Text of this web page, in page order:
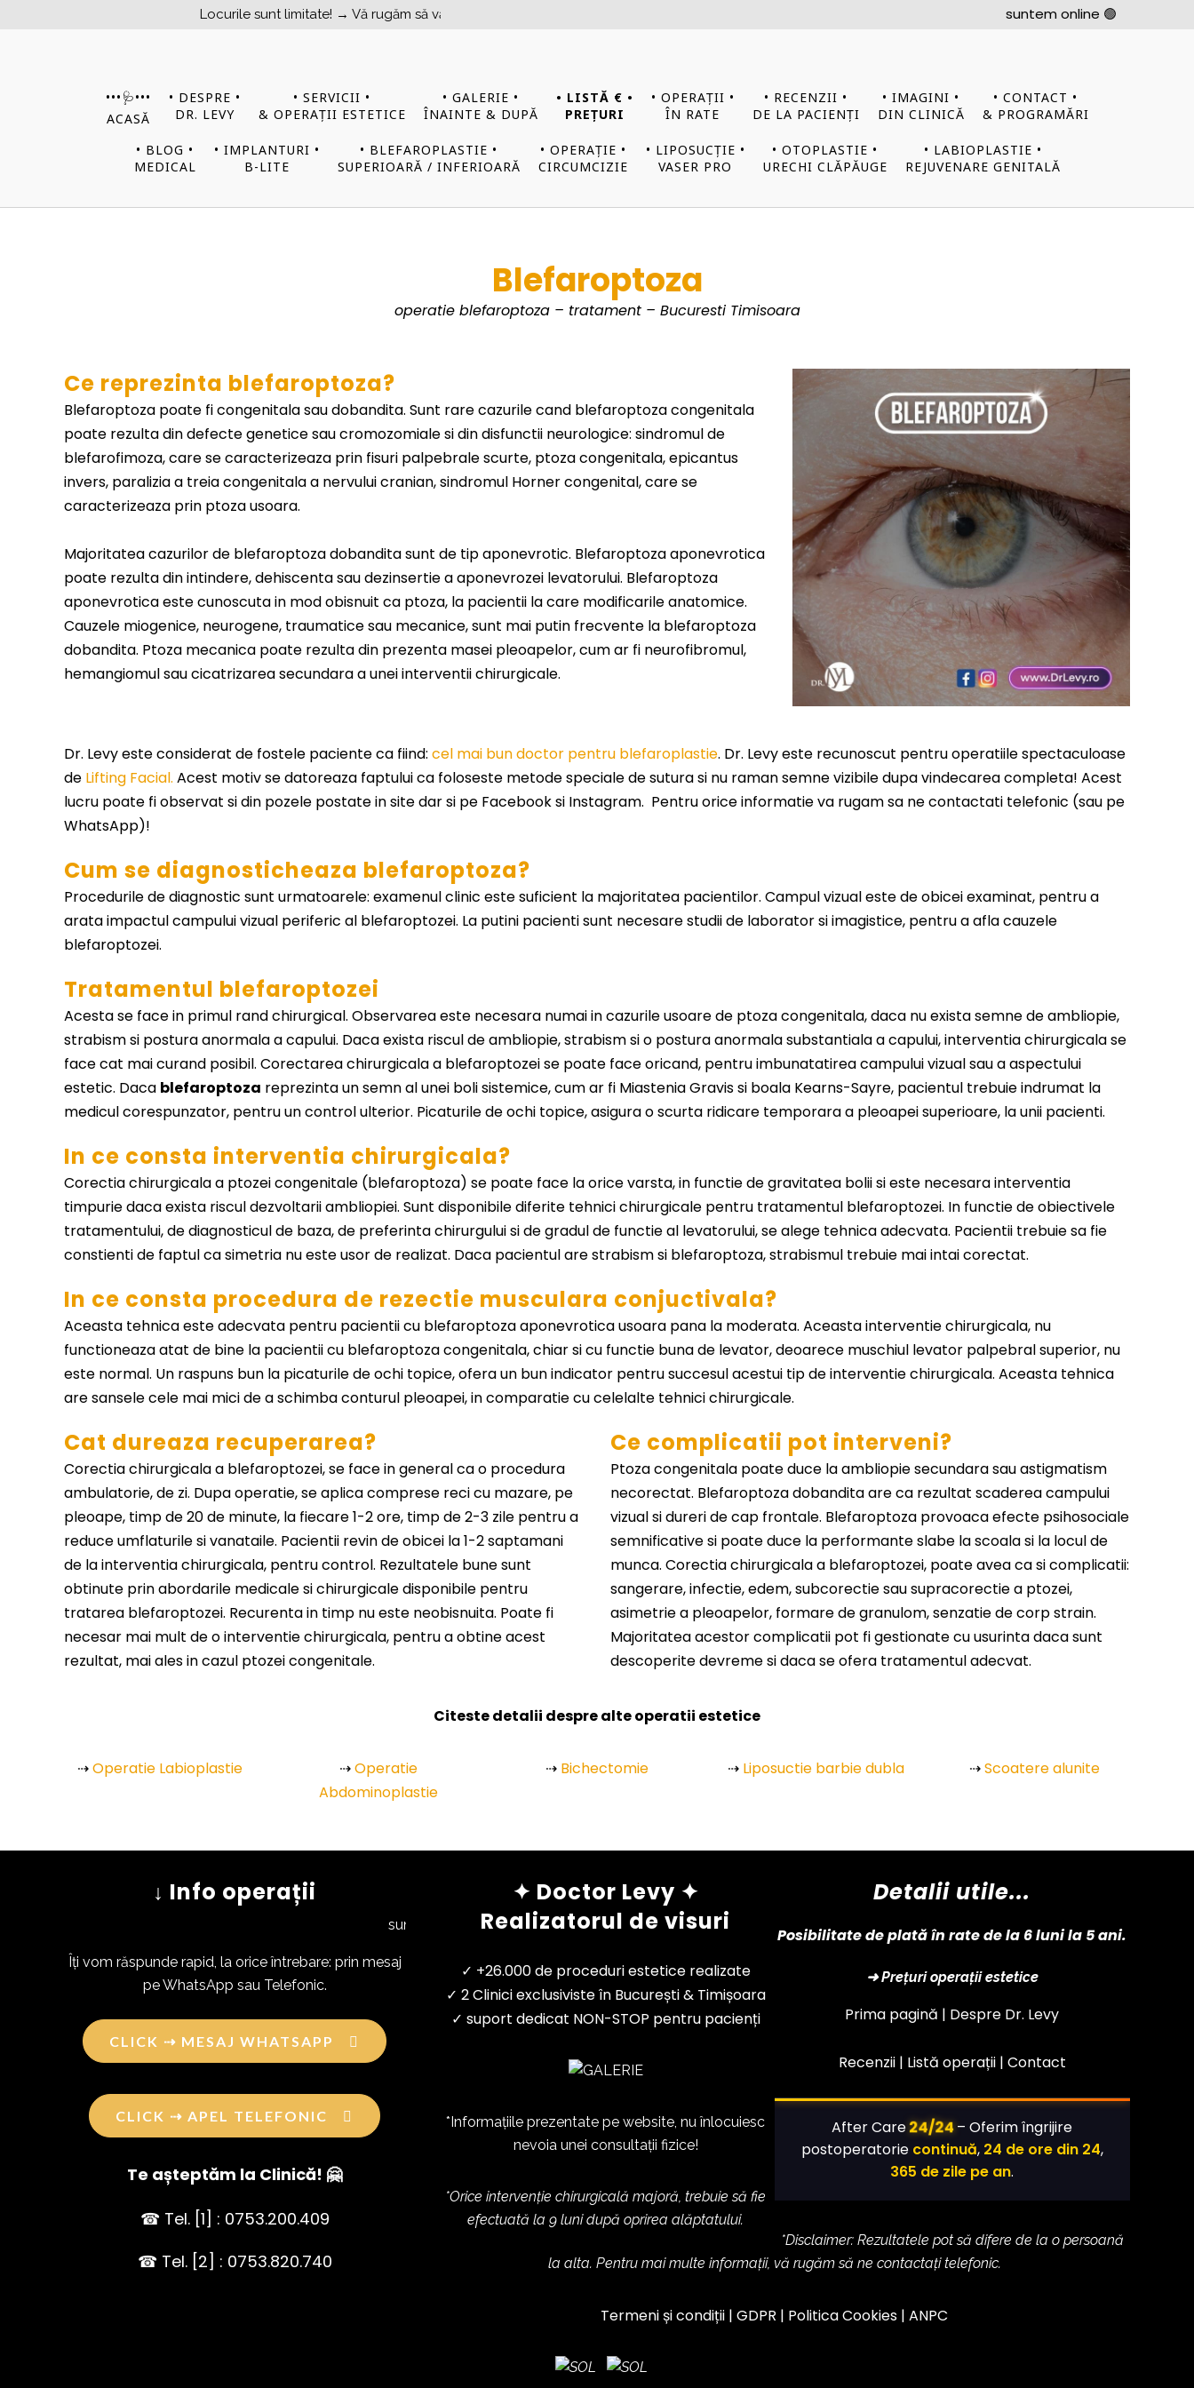
Locurile sunt limitate! → Vă rugăm să vă programați din timp! suntem online 🟢
•••​​​​🩺•••
ACASĂ
• DESPRE •
DR. LEVY
• SERVICII •
& OPERAȚII ESTETICE
• GALERIE •
ÎNAINTE & DUPĂ
• LISTĂ € •
PREȚURI
• OPERAȚII •
ÎN RATE
• RECENZII •
DE LA PACIENȚI
• IMAGINI •
DIN CLINICĂ
• CONTACT •
& PROGRAMĂRI
• BLOG •
MEDICAL
• IMPLANTURI •
B-LITE
• BLEFAROPLASTIE •
SUPERIOARĂ / INFERIOARĂ
• OPERAȚIE •
CIRCUMCIZIE
• LIPOSUCȚIE •
VASER PRO
• OTOPLASTIE •
URECHI CLĂPĂUGE
• LABIOPLASTIE •
REJUVENARE GENITALĂ
Blefaroptoza
operatie blefaroptoza – tratament – Bucuresti Timisoara
Ce reprezinta blefaroptoza?
Blefaroptoza poate fi congenitala sau dobandita. Sunt rare cazurile cand blefaroptoza congenitala
poate rezulta din defecte genetice sau cromozomiale si din disfunctii neurologice: sindromul de
blefarofimoza, care se caracterizeaza prin fisuri palpebrale scurte, ptoza congenitala, epicantus
invers, paralizia a treia congenitala a nervului cranian, sindromul Horner congenital, care se
caracterizeaza prin ptoza usoara.
Majoritatea cazurilor de blefaroptoza dobandita sunt de tip aponevrotic. Blefaroptoza aponevrotica
poate rezulta din intindere, dehiscenta sau dezinsertie a aponevrozei levatorului. Blefaroptoza
aponevrotica este cunoscuta in mod obisnuit ca ptoza, la pacientii la care modificarile anatomice.
Cauzele miogenice, neurogene, traumatice sau mecanice, sunt mai putin frecvente la blefaroptoza
dobandita. Ptoza mecanica poate rezulta din prezenta masei pleoapelor, cum ar fi neurofibromul,
hemangiomul sau cicatrizarea secundara a unei interventii chirurgicale.
Dr. Levy este considerat de fostele paciente ca fiind: cel mai bun doctor pentru blefaroplastie. Dr. Levy este recunoscut pentru operatiile spectaculoase
de Lifting Facial. Acest motiv se datoreaza faptului ca foloseste metode speciale de sutura si nu raman semne vizibile dupa vindecarea completa! Acest
lucru poate fi observat si din pozele postate in site dar si pe Facebook si Instagram. Pentru orice informatie va rugam sa ne contactati telefonic (sau pe
WhatsApp)!
Cum se diagnosticheaza blefaroptoza?
Procedurile de diagnostic sunt urmatoarele: examenul clinic este suficient la majoritatea pacientilor. Campul vizual este de obicei examinat, pentru a
arata impactul campului vizual periferic al blefaroptozei. La putini pacienti sunt necesare studii de laborator si imagistice, pentru a afla cauzele
blefaroptozei.
Tratamentul blefaroptozei
Acesta se face in primul rand chirurgical. Observarea este necesara numai in cazurile usoare de ptoza congenitala, daca nu exista semne de ambliopie,
strabism si postura anormala a capului. Daca exista riscul de ambliopie, strabism si o postura anormala substantiala a capului, interventia chirurgicala se
face cat mai curand posibil. Corectarea chirurgicala a blefaroptozei se poate face oricand, pentru imbunatatirea campului vizual sau a aspectului
estetic. Daca blefaroptoza reprezinta un semn al unei boli sistemice, cum ar fi Miastenia Gravis si boala Kearns-Sayre, pacientul trebuie indrumat la
medicul corespunzator, pentru un control ulterior. Picaturile de ochi topice, asigura o scurta ridicare temporara a pleoapei superioare, la unii pacienti.
In ce consta interventia chirurgicala?
Corectia chirurgicala a ptozei congenitale (blefaroptoza) se poate face la orice varsta, in functie de gravitatea bolii si este necesara interventia
timpurie daca exista riscul dezvoltarii ambliopiei. Sunt disponibile diferite tehnici chirurgicale pentru tratamentul blefaroptozei. In functie de obiectivele
tratamentului, de diagnosticul de baza, de preferinta chirurgului si de gradul de functie al levatorului, se alege tehnica adecvata. Pacientii trebuie sa fie
constienti de faptul ca simetria nu este usor de realizat. Daca pacientul are strabism si blefaroptoza, strabismul trebuie mai intai corectat.
In ce consta procedura de rezectie musculara conjuctivala?
Aceasta tehnica este adecvata pentru pacientii cu blefaroptoza aponevrotica usoara pana la moderata. Aceasta interventie chirurgicala, nu
functioneaza atat de bine la pacientii cu blefaroptoza congenitala, chiar si cu functie buna de levator, deoarece muschiul levator palpebral superior, nu
este normal. Un raspuns bun la picaturile de ochi topice, ofera un bun indicator pentru succesul acestui tip de interventie chirurgicala. Aceasta tehnica
are sansele cele mai mici de a schimba conturul pleoapei, in comparatie cu celelalte tehnici chirurgicale.
Cat dureaza recuperarea?
Corectia chirurgicala a blefaroptozei, se face in general ca o procedura
ambulatorie, de zi. Dupa operatie, se aplica comprese reci cu mazare, pe
pleoape, timp de 20 de minute, la fiecare 1-2 ore, timp de 2-3 zile pentru a
reduce umflaturile si vanataile. Pacientii revin de obicei la 1-2 saptamani
de la interventia chirurgicala, pentru control. Rezultatele bune sunt
obtinute prin abordarile medicale si chirurgicale disponibile pentru
tratarea blefaroptozei. Recurenta in timp nu este neobisnuita. Poate fi
necesar mai mult de o interventie chirurgicala, pentru a obtine acest
rezultat, mai ales in cazul ptozei congenitale.
Ce complicatii pot interveni?
Ptoza congenitala poate duce la ambliopie secundara sau astigmatism
necorectat. Blefaroptoza dobandita are ca rezultat scaderea campului
vizual si dureri de cap frontale. Blefaroptoza provoaca efecte psihosociale
semnificative si poate duce la performante slabe la scoala si la locul de
munca. Corectia chirurgicala a blefaroptozei, poate avea ca si complicatii:
sangerare, infectie, edem, subcorectie sau supracorectie a ptozei,
asimetrie a pleoapelor, formare de granulom, senzatie de corp strain.
Majoritatea acestor complicatii pot fi gestionate cu usurinta daca sunt
descoperite devreme si daca se ofera tratamentul adecvat.
Citeste detalii despre alte operatii estetice
⇢Operatie Labioplastie ⇢Operatie
Abdominoplastie
⇢ Bichectomie ⇢ Liposuctie barbie dubla ⇢Scoatere alunite
↓ Info operații
suntem ONLINE ✅
Îți vom răspunde rapid, la orice întrebare: prin mesaj
pe WhatsApp sau Telefonic.
CLICK ⇢ MESAJ WHATSAPP
CLICK ⇢ APEL TELEFONIC
Te așteptăm la Clinică! 🤗
☎ Tel. [1] : 0753.200.409
☎ Tel. [2] : 0753.820.740
✦ Doctor Levy ✦
Realizatorul de visuri
✓ +26.000 de proceduri estetice realizate
✓ 2 Clinici exclusiviste în București & Timișoara
✓ suport dedicat NON-STOP pentru pacienți
*Informațiile prezentate pe website, nu înlocuiesc
nevoia unei consultații fizice!
*Orice intervenție chirurgicală majoră, trebuie să fie
efectuată la 9 luni după oprirea alăptatului.
Detalii utile...
Posibilitate de plată în rate de la 6 luni la 5 ani.
➜ Prețuri operații estetice
Prima pagină | Despre Dr. Levy
Recenzii | Listă operații| Contact
After Care24/24– Oferim îngrijire
postoperatorie continuă, 24 de ore din 24,
365 de zile pe an.
*Disclaimer: Rezultatele pot să difere de la o persoană
la alta. Pentru mai multe informații, vă rugăm să ne contactați telefonic.
Termeni și condiții |GDPR | Politica Cookies |ANPC